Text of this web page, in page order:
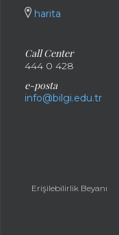
harita
Call Center
444 0 428
e-posta
info@bilgi.edu.tr
Erişilebilirlik Beyanı